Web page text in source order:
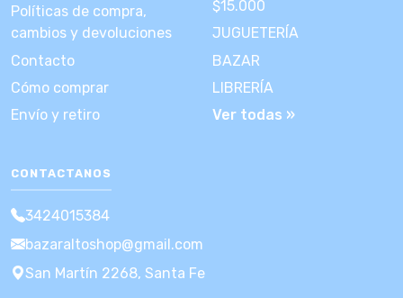
Políticas de compra,
cambios y devoluciones
Contacto
Cómo comprar
Envío y retiro
$15.000
JUGUETERÍA
BAZAR
LIBRERÍA
Ver todas »
CONTACTANOS
3424015384
bazaraltoshop@gmail.com
San Martín 2268, Santa Fe